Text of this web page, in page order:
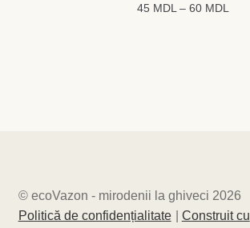
45 MDL – 60 MDL
© ecoVazon - mirodenii la ghiveci 2026
Politică de confidențialitate
Construit cu